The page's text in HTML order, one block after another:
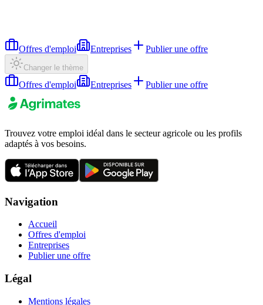
Offres d'emploi Entreprises Publier une offre
Changer le thème
Offres d'emploi Entreprises Publier une offre
Trouvez votre emploi idéal dans le secteur agricole ou les profils
adaptés à vos besoins.
Navigation
Accueil
Offres d'emploi
Entreprises
Publier une offre
Légal
Mentions légales